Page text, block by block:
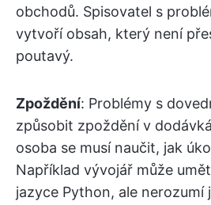
obchodů. Spisovatel s
vytvoří obsah, který není
poutavý.
Zpoždění: Problémy s
způsobit zpoždění v
osoba se musí naučit, jak
Například vývojář může
jazyce Python, ale nerozumí